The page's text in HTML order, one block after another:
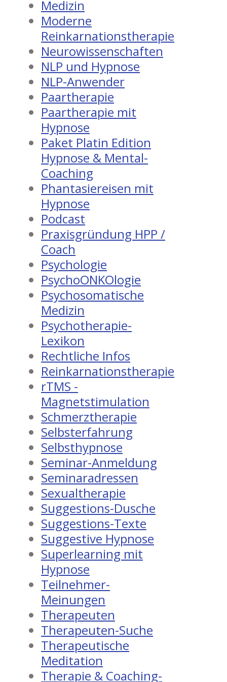
Medizin
Moderne
Reinkarnationstherapie
Neurowissenschaften
NLP und Hypnose
NLP-Anwender
Paartherapie
Paartherapie mit
Hypnose
Paket Platin Edition
Hypnose & Mental-
Coaching
Phantasiereisen mit
Hypnose
Podcast
Praxisgründung HPP /
Coach
Psychologie
PsychoONKOlogie
Psychosomatische
Medizin
Psychotherapie-
Lexikon
Rechtliche Infos
Reinkarnationstherapie
rTMS -
Magnetstimulation
Schmerztherapie
Selbsterfahrung
Selbsthypnose
Seminar-Anmeldung
Seminaradressen
Sexualtherapie
Suggestions-Dusche
Suggestions-Texte
Suggestive Hypnose
Superlearning mit
Hypnose
Teilnehmer-
Meinungen
Therapeuten
Therapeuten-Suche
Therapeutische
Meditation
Therapie & Coaching-